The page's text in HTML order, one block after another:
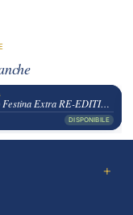
Orologio Festina Extra RE-EDITION 1948
DISPONIBILE